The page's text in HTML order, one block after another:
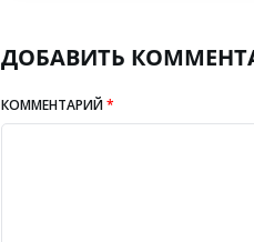
ДОБАВИТЬ
КОММЕНТАРИЙ*